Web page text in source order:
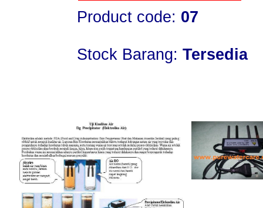
Product code: 07
Stock Barang: Tersedia